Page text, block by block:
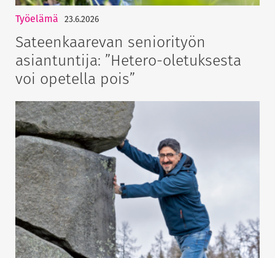
Työelämä 23.6.2026
Sateenkaarevan seniorityön
asiantuntija: ”Hetero-oletuksesta
voi opetella pois”